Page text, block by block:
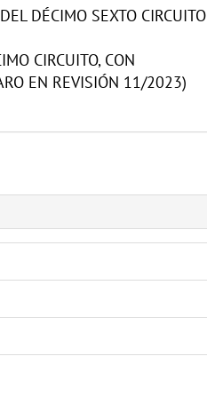
DÉCIMO SEXTO CIRCUITO
CIRCUITO, CON
EN REVISIÓN 11/2023)